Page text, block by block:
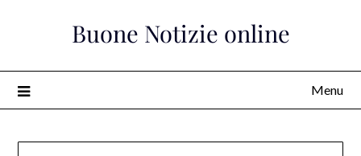
Buone Notizie online
Menu